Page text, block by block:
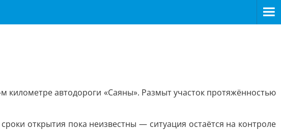
километре автодороги «Саяны». Размыт участок протяжённостью
открытия пока неизвестны — ситуация остаётся на контроле